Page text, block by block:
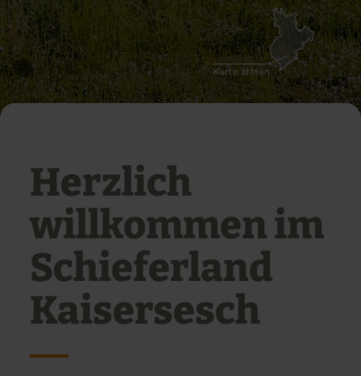
Karte öffnen
Herzlich
willkommen im
Schieferland
Kaisersesch